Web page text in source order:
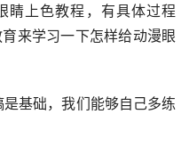
睛上色教程，有具体过程
来学习一下怎样给动漫眼
基础，我们能够自己多练